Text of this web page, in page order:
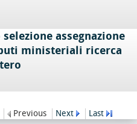
assegnazione
ministeriali ricerca
Previous Next Last